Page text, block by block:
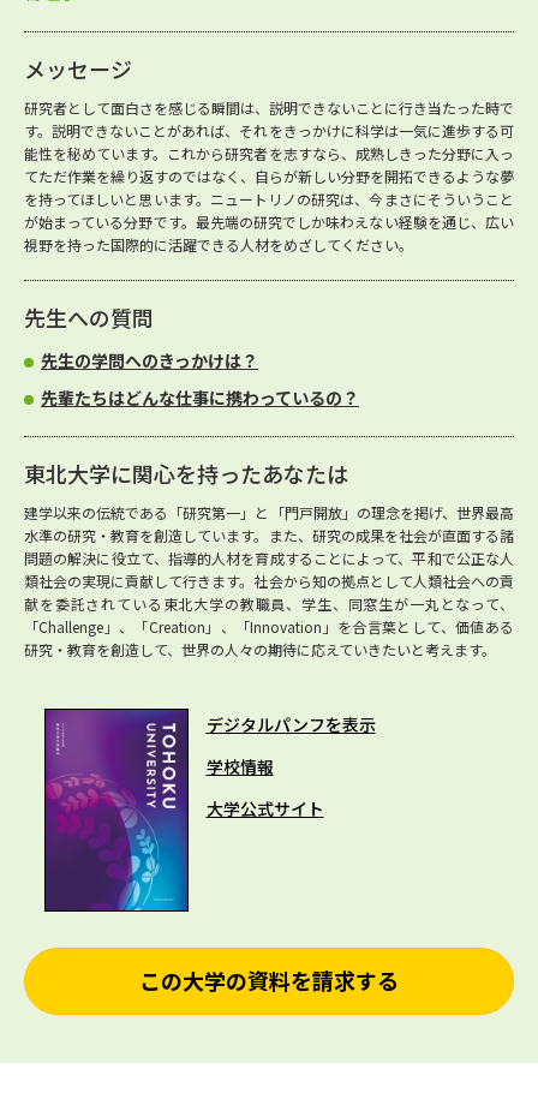
メッセージ
研究者として面白さを感じる瞬間は、説明できないことに行き当たった時で
す。説明できないことがあれば、それをきっかけに科学は一気に進歩する可
能性を秘めています。これから研究者を志すなら、成熟しきった分野に入っ
てただ作業を繰り返すのではなく、自らが新しい分野を開拓できるような夢
を持ってほしいと思います。ニュートリノの研究は、今まさにそういうこと
が始まっている分野です。最先端の研究でしか味わえない経験を通じ、広い
視野を持った国際的に活躍できる人材をめざしてください。
先生への質問
先生の学問へのきっかけは？
先輩たちはどんな仕事に携わっているの？
東北大学に関心を持ったあなたは
建学以来の伝統である「研究第一」と「門戸開放」の理念を掲げ、世界最高
水準の研究・教育を創造しています。また、研究の成果を社会が直面する諸
問題の解決に役立て、指導的人材を育成することによって、平和で公正な人
類社会の実現に貢献して行きます。社会から知の拠点として人類社会への貢
献を委託されている東北大学の教職員、学生、同窓生が一丸となって、
「Challenge」、「Creation」、「Innovation」を合言葉として、価値ある
研究・教育を創造して、世界の人々の期待に応えていきたいと考えます。
デジタルパンフを表示
学校情報
大学公式サイト
この大学の資料を請求する